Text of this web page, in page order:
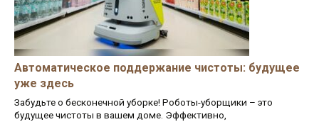
Автоматическое поддержание чистоты: будущее
уже здесь
Забудьте о бесконечной уборке! Роботы-уборщики – это
будущее чистоты в вашем доме. Эффективно,